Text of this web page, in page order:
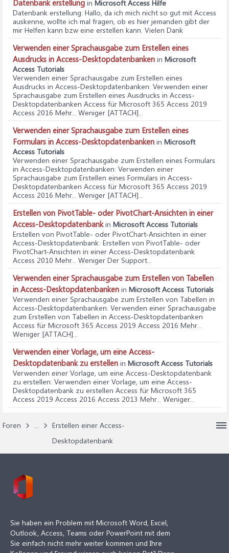
Datenbank erstellung in Microsoft Access Hilfe
Datenbank erstellung: Hallo, da ich mich nicht so gut mit Access
auskenne, wollte ich mal fragen, ob es hier jemanden gibt der
mir Helfen kann bzw eine erstellen kann. Vielen Dank
Verwenden einer Sprachausgabe zum Erstellen eines
Ausdrucks in Access-Desktopdatenbanken in Microsoft
Access Tutorials
Verwenden einer Sprachausgabe zum Erstellen eines
Ausdrucks in Access-Desktopdatenbanken: Verwenden einer
Sprachausgabe zum Erstellen eines Ausdrucks in Access-
Desktopdatenbanken Access für Microsoft 365 Access 2019
Access 2016 Mehr... Weniger [ATTACH]...
Verwenden einer Sprachausgabe zum Erstellen eines
Formulars in Access-Desktopdatenbanken in Microsoft
Access Tutorials
Verwenden einer Sprachausgabe zum Erstellen eines Formulars
in Access-Desktopdatenbanken: Verwenden einer
Sprachausgabe zum Erstellen eines Formulars in Access-
Desktopdatenbanken Access für Microsoft 365 Access 2019
Access 2016 Mehr... Weniger [ATTACH]...
Erstellen von PivotTable- oder PivotChart-Ansichten in einer
Access-Desktopdatenbankin Microsoft Access Tutorials
Erstellen von PivotTable- oder PivotChart-Ansichten in einer
Access-Desktopdatenbank: Erstellen von PivotTable- oder
PivotChart-Ansichten in einer Access-Desktopdatenbank
Access 2010 Mehr... Weniger Der Support...
Verwenden einer Sprachausgabe zum Erstellen von Tabellen
in Access-Desktopdatenbanken in Microsoft Access Tutorials
Verwenden einer Sprachausgabe zum Erstellen von Tabellen in
Access-Desktopdatenbanken: Verwenden einer Sprachausgabe
zum Erstellen von Tabellen in Access-Desktopdatenbanken
Access für Microsoft 365 Access 2019 Access 2016 Mehr...
Weniger [ATTACH]...
Verwenden einer Vorlage, um eine Access-
Desktopdatenbank zu erstellen in Microsoft Access Tutorials
Verwenden einer Vorlage, um eine Access-Desktopdatenbank
zu erstellen: Verwenden einer Vorlage, um eine Access-
Desktopdatenbank zu erstellen Access für Microsoft 365
Access 2019 Access 2016 Access 2013 Mehr... Weniger...
Foren
Erstellen einer Access-
Desktopdatenbank
Sie haben ein Problem mit Microsoft Word, Excel,
Outlook, Access, Teams oder PowerPoint mit dem
Sie einfach nicht mehr weiter kommen und Ihre